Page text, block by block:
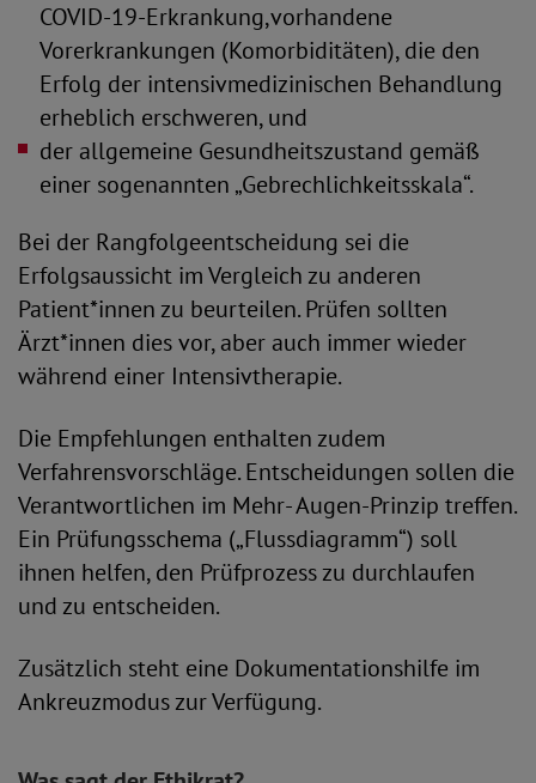
COVID-19-Erkrankung,vorhandene
Vorerkrankungen (Komorbiditäten), die den
Erfolg der intensivmedizinischen Behandlung
erheblich erschweren, und
der allgemeine Gesundheitszustand gemäß
einer sogenannten „Gebrechlichkeitsskala“.
Bei der Rangfolgeentscheidung sei die
Erfolgsaussicht im Vergleich zu anderen
Patient*innen zu beurteilen. Prüfen sollten
Ärzt*innen dies vor, aber auch immer wieder
während einer Intensivtherapie.
Die Empfehlungen enthalten zudem
Verfahrensvorschläge. Entscheidungen sollen die
Verantwortlichen im Mehr- Augen-Prinzip treffen.
Ein Prüfungsschema („Flussdiagramm“) soll
ihnen helfen, den Prüfprozess zu durchlaufen
und zu entscheiden.
Zusätzlich steht eine Dokumentationshilfe im
Ankreuzmodus zur Verfügung.